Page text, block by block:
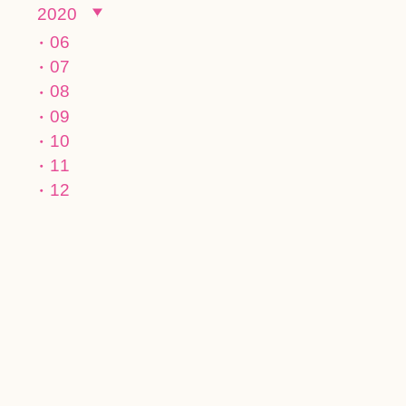
2020
06
07
08
09
10
11
12